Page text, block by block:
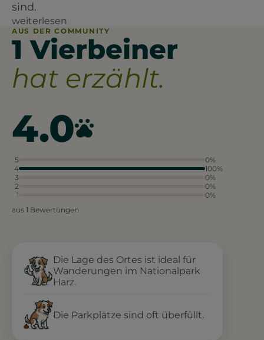
sind.
weiterlesen
AUS DER COMMUNITY
1 Vierbeiner
hat erzählt.
4.0
5
0%
4
100%
3
0%
2
0%
1
0%
aus 1 Bewertungen
Die Lage des Ortes ist ideal für
Wanderungen im Nationalpark
Harz.
Die Parkplätze sind oft überfüllt.